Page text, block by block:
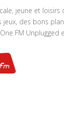
jeune et
jeux, des bons
FM Unplugged